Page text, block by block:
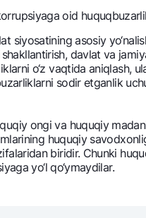
Shaxsiy ma'lumotlarni qayta
oid
siyosatining asosiy
davlat va
o‘z vaqtida aniqlash,
sodir etganlik
ongi va huquqiy
huquqiy
biridir. Chunki
yo‘l qo‘ymaydilar.